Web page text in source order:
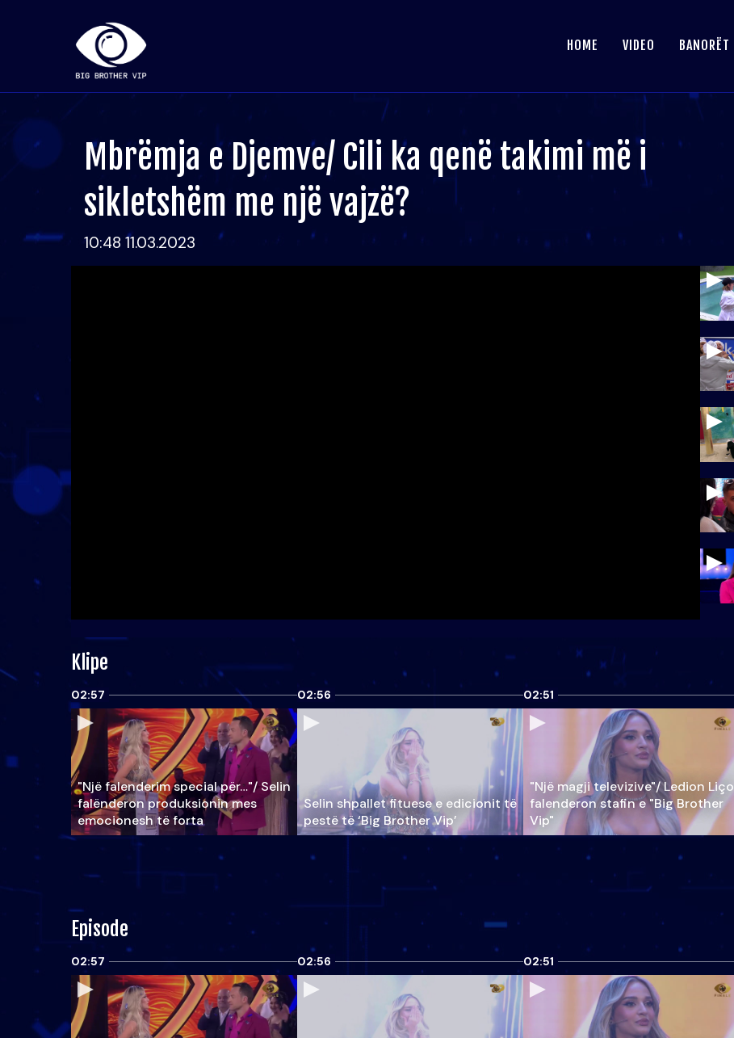
HOME VIDEO BANORËT
Mbrëmja e Djemve/ Cili ka qenë takimi më i
sikletshëm me një vajzë?
10:48 11.03.2023
Klipe
02:57
"Një falenderim special për…"/ Selin
falënderon produksionin mes
emocionesh të forta
02:56
Selin shpallet fituese e edicionit të
pestë të ‘Big Brother Vip’
02:51
"Një magji televizive"/ Ledion Liço
falenderon stafin e "Big Brother
Vip"
Episode
02:57 02:56 02:51